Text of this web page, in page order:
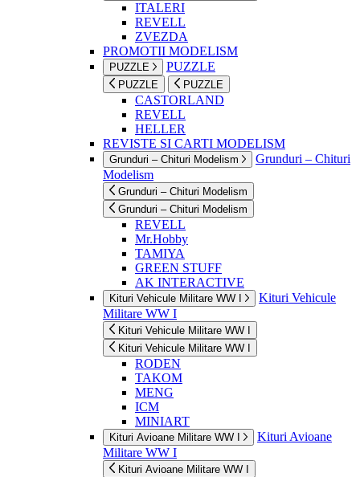
ITALERI
REVELL
ZVEZDA
PROMOTII MODELISM
PUZZLE PUZZLE
PUZZLE PUZZLE
CASTORLAND
REVELL
HELLER
REVISTE SI CARTI MODELISM
Grunduri – Chituri Modelism
Grunduri – Chituri
Modelism
Grunduri – Chituri Modelism
Grunduri – Chituri Modelism
REVELL
Mr.Hobby
TAMIYA
GREEN STUFF
AK INTERACTIVE
Kituri Vehicule Militare WW I
Kituri Vehicule
Militare WW I
Kituri Vehicule Militare WW I
Kituri Vehicule Militare WW I
RODEN
TAKOM
MENG
ICM
MINIART
Kituri Avioane Militare WW I
Kituri Avioane
Militare WW I
Kituri Avioane Militare WW I